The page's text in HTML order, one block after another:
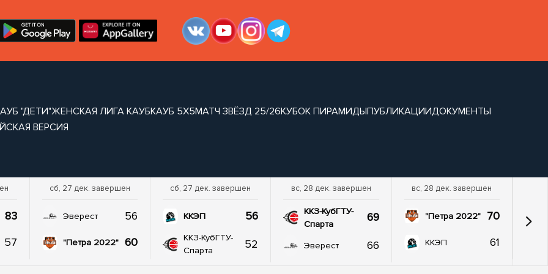
"ДЕТИ"ЖЕНСКАЯ ЛИГА КАУБКАУБ 5Х5МАТЧ ЗВЁЗД 25/26КУБОК ПИРАМИДЫПУБЛИКАЦИИДОКУМЕНТЫ
ВЕРСИЯ
83
57
сб, 27 дек. завершен
Эверест 56
"Петра 2022" 60
сб, 27 дек. завершен
ККЭП 56
ККЗ-КубГТУ-
Спарта
52
вс, 28 дек. завершен
ККЗ-КубГТУ-
Спарта
69
Эверест 66
вс, 28 дек. завершен
"Петра 2022" 70
ККЭП 61